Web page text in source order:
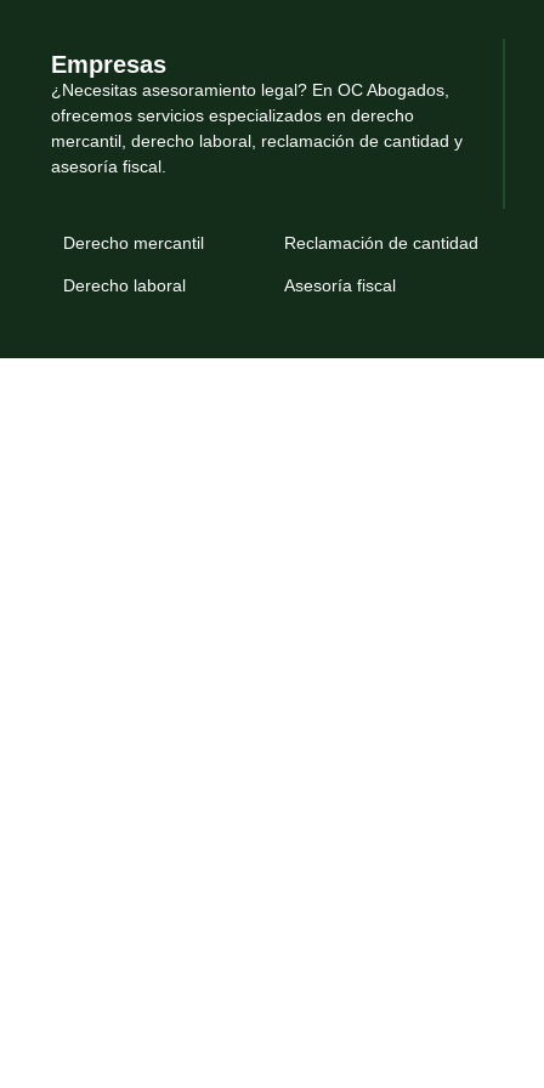
Empresas
¿Necesitas asesoramiento legal? En OC Abogados,
ofrecemos servicios especializados en derecho
mercantil, derecho laboral, reclamación de cantidad y
asesoría fiscal.
Derecho mercantil
Derecho laboral
Reclamación de cantidad
Asesoría fiscal